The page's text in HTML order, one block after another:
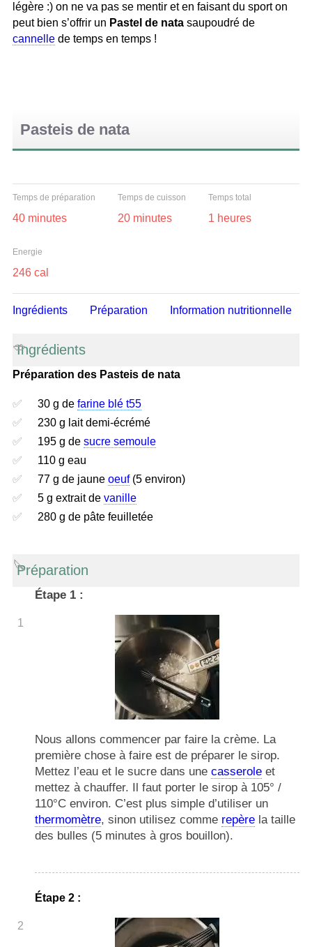
légère :) on ne va pas se mentir et en faisant du sport on
peut bien s’offrir un Pastel de nata saupoudré de
cannelle de temps en temps !
Pasteis de nata
Temps de préparation
40 minutes
Temps de cuisson
20 minutes
Temps total
1 heures
Energie
246 cal
Ingrédients Préparation Information nutritionnelle
Ingrédients
Préparation des Pasteis de nata
30 g de farine blé t55
230 g lait demi-écrémé
195 g de sucre semoule
110 g eau
77 g de jaune oeuf(5 environ)
5 g extrait de vanille
280 g de pâte feuilletée
Préparation
Étape 1 :
1
Nous allons commencer par faire la crème. La
première chose à faire est de préparer le sirop.
Mettez l’eau et le sucre dans une casserole et
mettez à chauffer. Il faut porter le sirop à 105° /
110°C environ. C’est plus simple d’utiliser un
thermomètre, sinon utilisez comme repère la taille
des bulles (5 minutes à gros bouillon).
Étape 2 :
2